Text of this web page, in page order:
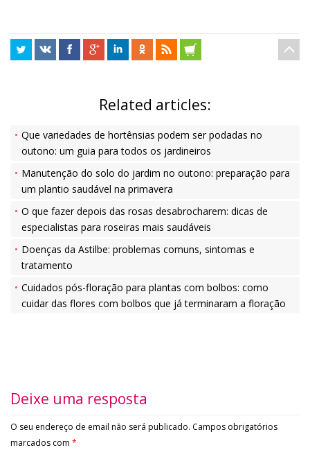
Related articles:
Que variedades de hortênsias podem ser podadas no
outono: um guia para todos os jardineiros
Manutenção do solo do jardim no outono: preparação para
um plantio saudável na primavera
O que fazer depois das rosas desabrocharem: dicas de
especialistas para roseiras mais saudáveis
Doenças da Astilbe: problemas comuns, sintomas e
tratamento
Cuidados pós-floração para plantas com bolbos: como
cuidar das flores com bolbos que já terminaram a floração
Deixe uma resposta
O seu endereço de email não será publicado. Campos obrigatórios
marcados com *